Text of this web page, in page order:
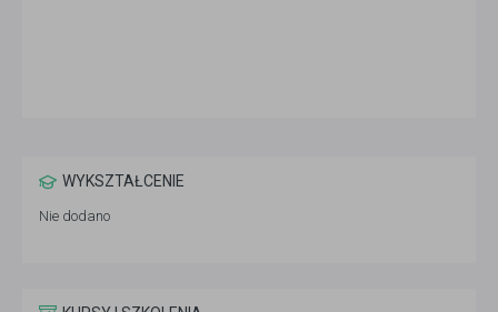
WYKSZTAŁCENIE
Nie dodano